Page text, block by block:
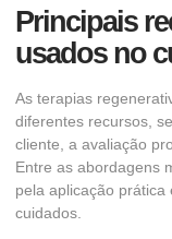
Principais
usados no
As terapias
diferentes recursos,
cliente, a avaliação
Entre as abordagens
pela aplicação
cuidados.